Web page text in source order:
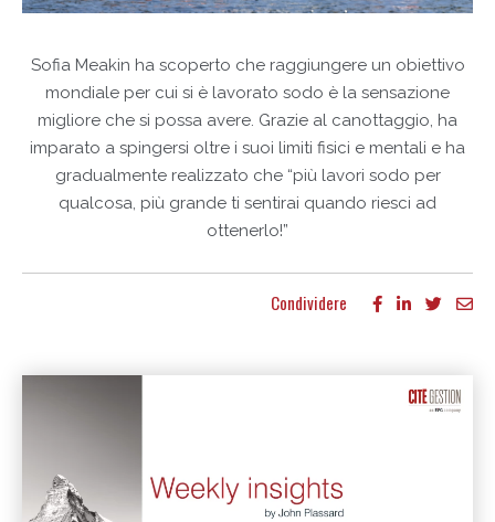
Sofia Meakin ha scoperto che raggiungere un obiettivo
mondiale per cui si è lavorato sodo è la sensazione
migliore che si possa avere. Grazie al canottaggio, ha
imparato a spingersi oltre i suoi limiti fisici e mentali e ha
gradualmente realizzato che “più lavori sodo per
qualcosa, più grande ti sentirai quando riesci ad
ottenerlo!”
Condividere